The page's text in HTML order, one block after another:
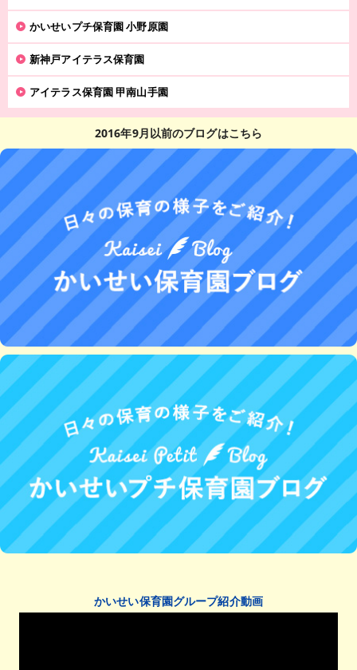
かいせいプチ保育園 小野原園
新神戸アイテラス保育園
アイテラス保育園 甲南山手園
2016年9月以前のブログはこちら
かいせい保育園グループ紹介動画